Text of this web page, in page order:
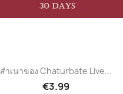
เปิดหน้าต่างย่อ
สำเนาของ Chaturbate Live...
€3.99